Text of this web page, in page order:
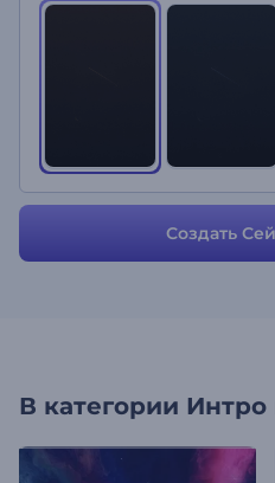
Создать
В категории Интро